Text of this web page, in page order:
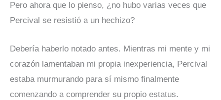
Pero ahora que lo pienso, ¿no hubo varias veces que
Percival se resistió a un hechizo?
Debería haberlo notado antes. Mientras mi mente y mi
corazón lamentaban mi propia inexperiencia, Percival
estaba murmurando para sí mismo finalmente
comenzando a comprender su propio estatus.